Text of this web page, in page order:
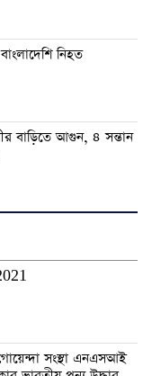
নিহত
বাড়িতে আগুন, ৪ সন্তান
সংস্থা এনএসআই